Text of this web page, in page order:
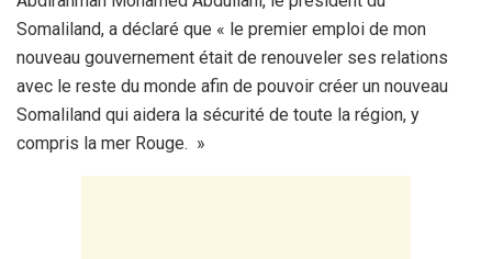
Somaliland, a déclaré que « le premier emploi de mon
nouveau gouvernement était de renouveler ses relations
avec le reste du monde afin de pouvoir créer un nouveau
Somaliland qui aidera la sécurité de toute la région, y
compris la mer Rouge. »